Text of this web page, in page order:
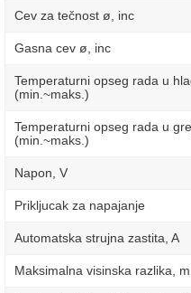
Cev za tečnost ø, inc
Gasna cev ø, inc
Temperaturni opseg rada u
(min.~maks.)
Temperaturni opseg rada u
(min.~maks.)
Napon, V
Prikljucak za napajanje
Automatska strujna zastita, A
Maksimalna visinska razlika, m